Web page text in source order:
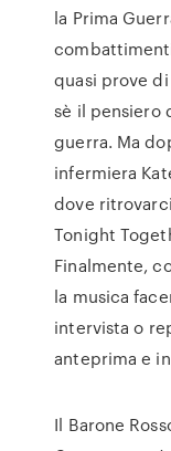
la Prima
quasi prove
sè il pensiero
guerra. Ma
infermiera
dove
Tonight
Finalmente,
la musica
intervista o
anteprima e
Il Barone